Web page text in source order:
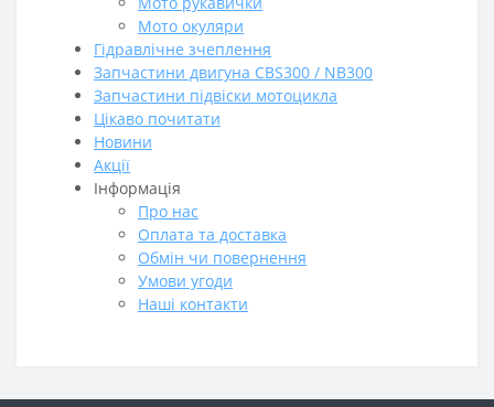
Мото окуляри
Гідравлічне зчеплення
Запчастини двигуна CBS300 / NB300
Запчастини підвіски мотоцикла
Цікаво почитати
Новини
Акції
Інформація
Про нас
Оплата та доставка
Обмін чи повернення
Умови угоди
Наші контакти